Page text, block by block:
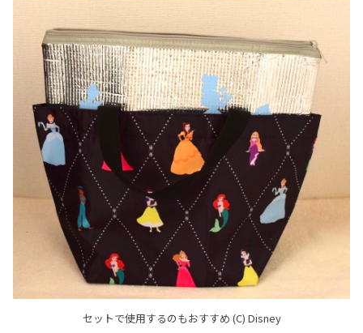
セットで使用するのもおすすめ (C) Disney